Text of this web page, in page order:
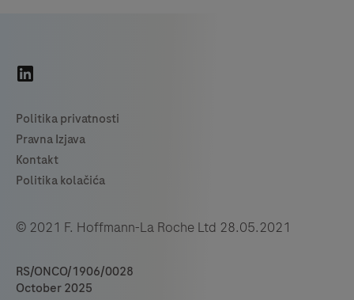
© 2021 F. Hoffmann-La Roche Ltd 28.05.2021
RS/ONCO/1906/0028
October 2025